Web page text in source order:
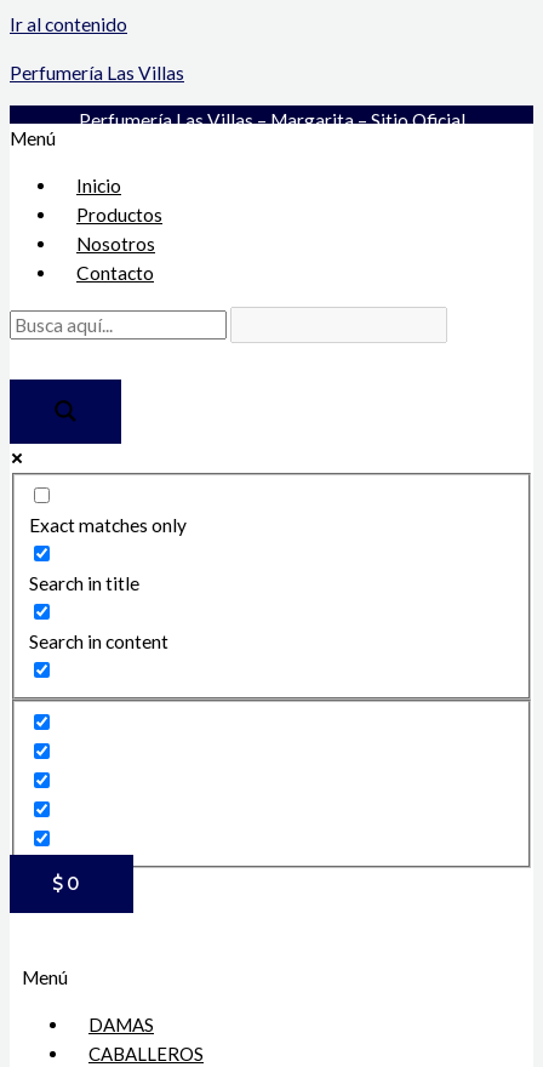
Ir al contenido
Perfumería Las Villas
Perfumería Las Villas – Margarita – Sitio Oficial
Menú
Inicio
Productos
Nosotros
Contacto
Exact matches only
Search in title
Search in content
$ 0
Menú
DAMAS
CABALLEROS